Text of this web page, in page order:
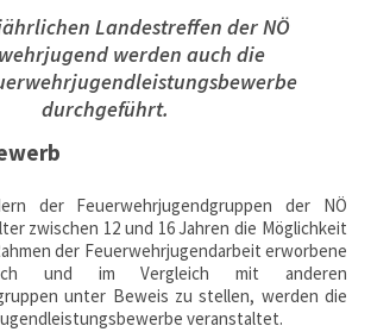
Landestreffen der NÖ
werden auch die
durchgeführt.
der Feuerwehrjugendgruppen der NÖ
zwischen 12 und 16 Jahren die Möglichkeit
der Feuerwehrjugendarbeit erworbene
und im Vergleich mit anderen
unter Beweis zu stellen, werden die
veranstaltet.